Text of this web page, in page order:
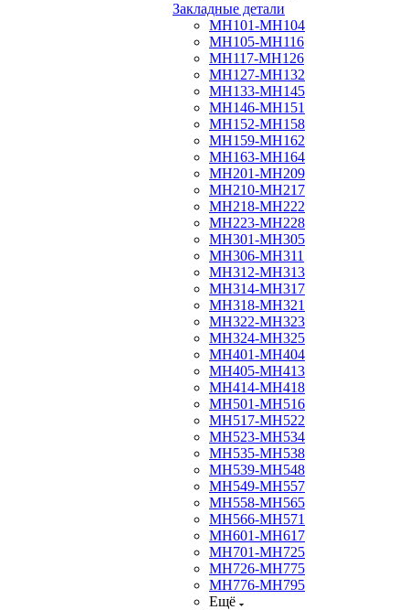
Закладные детали
МН101-МН104
МН105-МН116
МН117-МН126
МН127-МН132
МН133-МН145
МН146-МН151
МН152-МН158
МН159-МН162
МН163-МН164
МН201-МН209
МН210-МН217
МН218-МН222
МН223-МН228
МН301-МН305
МН306-МН311
МН312-МН313
МН314-МН317
МН318-МН321
МН322-МН323
МН324-МН325
МН401-МН404
МН405-МН413
МН414-МН418
МН501-МН516
МН517-МН522
МН523-МН534
МН535-МН538
МН539-МН548
МН549-МН557
МН558-МН565
МН566-МН571
МН601-МН617
МН701-МН725
МН726-МН775
МН776-МН795
Ещё